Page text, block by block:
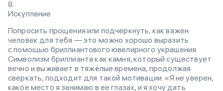
Искупление
Попросить прощения или подчеркнуть, как важен
человек для тебя — это можно хорошо выразить
с помощью бриллиантового ювелирного украшения.
Символизм бриллианта как камня, который существует
вечно и выживает в тяжёлые времена, продолжая
сверкать, подходит для такой мотивации. «Я не уверен,
какое место я занимаю в ее глазах, и я хочу дать